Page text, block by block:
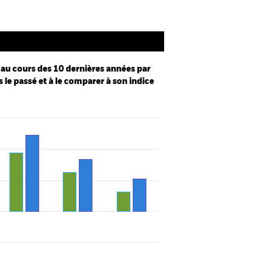
cours des 10 dernières années par
passé et à le comparer à son indice